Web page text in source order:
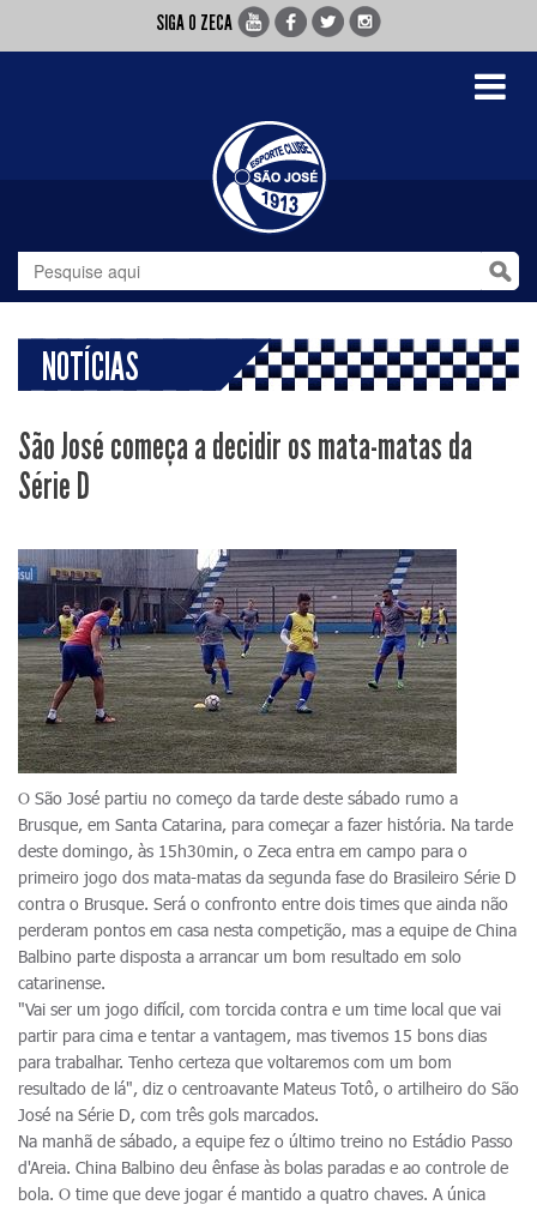
SIGA O ZECA
Toggle
NOTÍCIAS
São José começa a decidir os mata-matas da
Série D
O São José partiu no começo da tarde deste sábado rumo a
Brusque, em Santa Catarina, para começar a fazer história. Na tarde
deste domingo, às 15h30min, o Zeca entra em campo para o
primeiro jogo dos mata-matas da segunda fase do Brasileiro Série D
contra o Brusque. Será o confronto entre dois times que ainda não
perderam pontos em casa nesta competição, mas a equipe de China
Balbino parte disposta a arrancar um bom resultado em solo
catarinense.
"Vai ser um jogo difícil, com torcida contra e um time local que vai
partir para cima e tentar a vantagem, mas tivemos 15 bons dias
para trabalhar. Tenho certeza que voltaremos com um bom
resultado de lá", diz o centroavante Mateus Totô, o artilheiro do São
José na Série D, com três gols marcados.
Na manhã de sábado, a equipe fez o último treino no Estádio Passo
d'Areia. China Balbino deu ênfase às bolas paradas e ao controle de
bola. O time que deve jogar é mantido a quatro chaves. A única